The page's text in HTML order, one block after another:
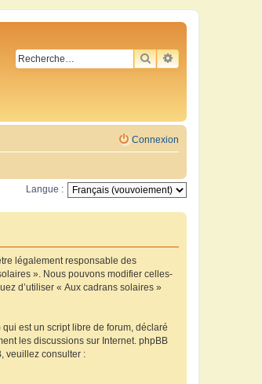
RECHERCHER
RECHERCHE
Connexion
Langue :
légalement responsable des
». Nous pouvons modifier celles-
d’utiliser « Aux cadrans solaires »
est un script libre de forum, déclaré
les discussions sur Internet. phpBB
veuillez consulter :